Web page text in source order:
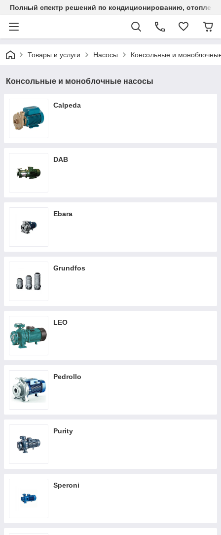
Полный спектр решений по кондиционированию,
Товары и услуги Насосы Консольные и
Консольные и моноблочные насосы
Calpeda
DAB
Ebara
Grundfos
LEO
Pedrollo
Purity
Speroni